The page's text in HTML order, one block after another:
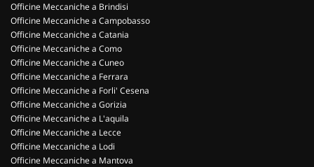
Officine Meccaniche a Brindisi
Officine Meccaniche a Campobasso
Officine Meccaniche a Catania
Officine Meccaniche a Como
Officine Meccaniche a Cuneo
Officine Meccaniche a Ferrara
Officine Meccaniche a Forli' Cesena
Officine Meccaniche a Gorizia
Officine Meccaniche a L'aquila
Officine Meccaniche a Lecce
Officine Meccaniche a Lodi
Officine Meccaniche a Mantova